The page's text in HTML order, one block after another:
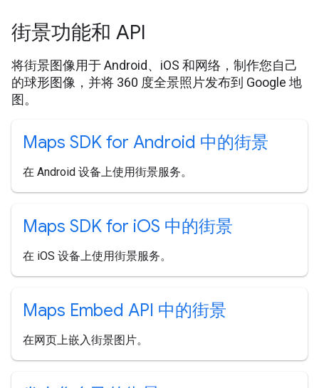
街景功能和 API
将街景图像用于 Android、iOS 和网络，制作您自己
的球形图像，并将 360 度全景照片发布到 Google 地
图。
Maps SDK for Android 中的街景
在 Android 设备上使用街景服务。
Maps SDK for iOS 中的街景
在 iOS 设备上使用街景服务。
Maps Embed API 中的街景
在网页上嵌入街景图片。